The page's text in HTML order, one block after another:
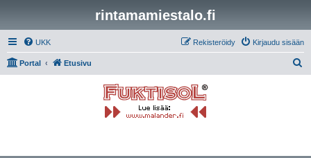
rintamamiestalo.fi
UKK Kirjaudu sisään
Rekisteröidy
Portal Etusivu